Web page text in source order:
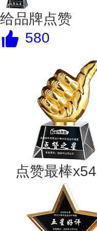
给品牌点赞
580
点赞最棒x54